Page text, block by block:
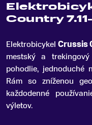
Country
Elektrobicykel Crussis
mestský a
pohodlie, jednoduché
Rám so zníženou
každodenné
výletov.